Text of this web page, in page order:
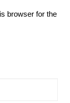
browser for the